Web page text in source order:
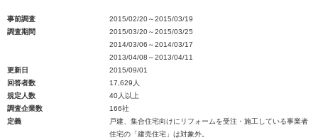
事前調査
2015/02/20～2015/03/19
調査期間
2015/03/20～2015/03/25
2014/03/06～2014/03/17
2013/04/08～2013/04/11
更新日
2015/09/01
回答者数
17,629人
規定人数
40人以上
調査企業数
166社
定義
戸建、集合住宅向けにリフォームを受注・施工している事業者
住宅の「建売住宅」は対象外。